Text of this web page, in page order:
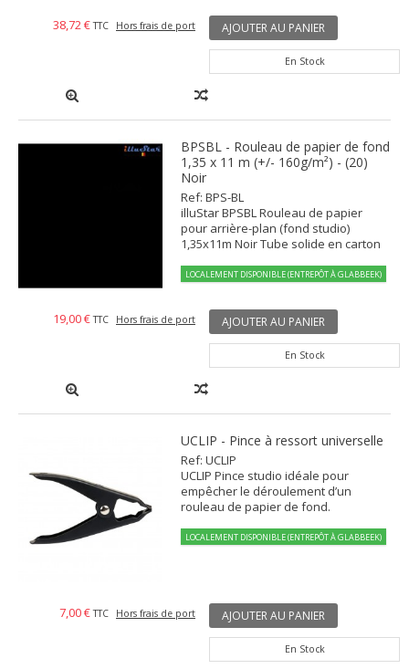
38,72 € TTC Hors frais de port AJOUTER AU PANIER
En Stock
BPSBL - Rouleau de papier de fond
1,35 x 11 m (+/- 160g/m²) - (20)
Noir
Ref: BPS-BL
illuStar BPSBL Rouleau de papier
pour arrière-plan (fond studio)
1,35x11m Noir Tube solide en carton
LOCALEMENT DISPONIBLE (ENTREPÔT À GLABBEEK)
19,00 € TTC Hors frais de port AJOUTER AU PANIER
En Stock
UCLIP - Pince à ressort universelle
Ref: UCLIP
UCLIP Pince studio idéale pour
empêcher le déroulement d’un
rouleau de papier de fond.
LOCALEMENT DISPONIBLE (ENTREPÔT À GLABBEEK)
7,00 € TTC Hors frais de port AJOUTER AU PANIER
En Stock